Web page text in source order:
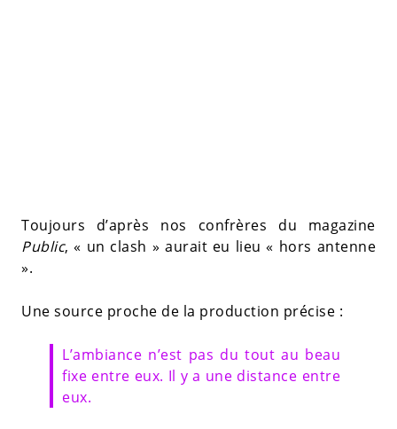
Toujours d’après nos confrères du magazine
Public, « un clash » aurait eu lieu « hors antenne
».
Une source proche de la production précise :
L’ambiance n’est pas du tout au beau
fixe entre eux. Il y a une distance entre
eux.